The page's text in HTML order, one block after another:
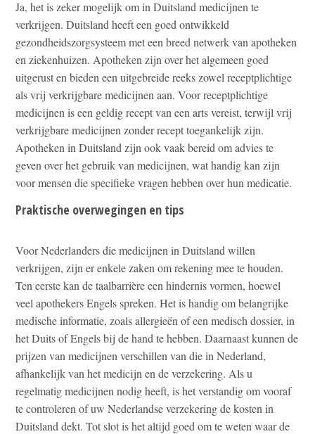
Ja, het is zeker mogelijk om in Duitsland medicijnen te
verkrijgen. Duitsland heeft een goed ontwikkeld
gezondheidszorgsysteem met een breed netwerk van apotheken
en ziekenhuizen. Apotheken zijn over het algemeen goed
uitgerust en bieden een uitgebreide reeks zowel receptplichtige
als vrij verkrijgbare medicijnen aan. Voor receptplichtige
medicijnen is een geldig recept van een arts vereist, terwijl vrij
verkrijgbare medicijnen zonder recept toegankelijk zijn.
Apotheken in Duitsland zijn ook vaak bereid om advies te
geven over het gebruik van medicijnen, wat handig kan zijn
voor mensen die specifieke vragen hebben over hun medicatie.
Praktische overwegingen en tips
Voor Nederlanders die medicijnen in Duitsland willen
verkrijgen, zijn er enkele zaken om rekening mee te houden.
Ten eerste kan de taalbarrière een hindernis vormen, hoewel
veel apothekers Engels spreken. Het is handig om belangrijke
medische informatie, zoals allergieën of een medisch dossier, in
het Duits of Engels bij de hand te hebben. Daarnaast kunnen de
prijzen van medicijnen verschillen van die in Nederland,
afhankelijk van het medicijn en de verzekering. Als u
regelmatig medicijnen nodig heeft, is het verstandig om vooraf
te controleren of uw Nederlandse verzekering de kosten in
Duitsland dekt. Tot slot is het altijd goed om te weten waar de